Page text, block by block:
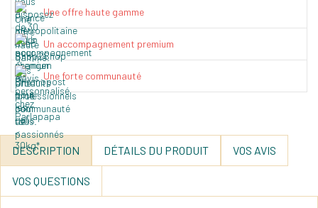
Une offre haute gamme
Un accompagnement premium
Une forte communauté
DESCRIPTION DÉTAILS DU PRODUIT VOS AVIS
VOS QUESTIONS